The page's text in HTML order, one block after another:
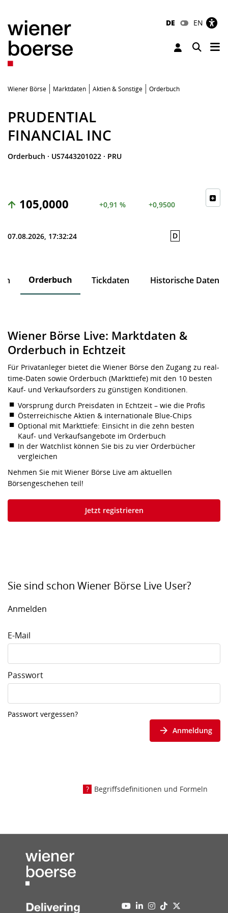
DE EN
Toggle
Wiener Börse Marktdaten Aktien & Sonstige Orderbuch
PRUDENTIAL
FINANCIAL INC
Orderbuch · US7443201022 · PRU
105,0000 +0,91 % +0,9500
07.08.2026, 17:32:24 D
Orderbuch Tickdaten Historische Daten
Wiener Börse Live: Marktdaten &
Orderbuch in Echtzeit
Für Privatanleger bietet die Wiener Börse den Zugang zu real-
time-Daten sowie Orderbuch (Markttiefe) mit den 10 besten
Kauf- und Verkaufsorders zu günstigen Konditionen.
Vorsprung durch Preisdaten in Echtzeit – wie die Profis
Österreichische Aktien & internationale Blue-Chips
Optional mit Markttiefe: Einsicht in die zehn besten
Kauf- und Verkaufsangebote im Orderbuch
In der Watchlist können Sie bis zu vier Orderbücher
vergleichen
Nehmen Sie mit Wiener Börse Live am aktuellen
Börsengeschehen teil!
Jetzt registrieren
Sie sind schon Wiener Börse Live User?
Anmelden
E-Mail
Passwort
Passwort vergessen?
Anmeldung
Begriffsdefinitionen und Formeln